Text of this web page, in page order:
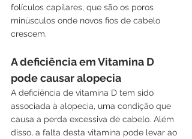
folículos capilares, que são os poros
minúsculos onde novos fios de cabelo
crescem.
A deficiência em Vitamina D
pode causar alopecia
A deficiência de vitamina D tem sido
associada à alopecia, uma condição que
causa a perda excessiva de cabelo. Além
disso, a falta desta vitamina pode levar ao